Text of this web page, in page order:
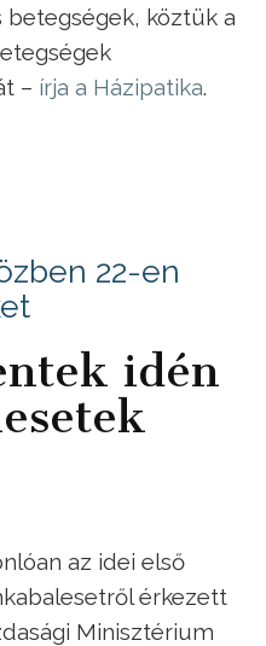
köztük a
– írja a Házipatika.
22-en
idén
az idei első
érkezett
Minisztérium